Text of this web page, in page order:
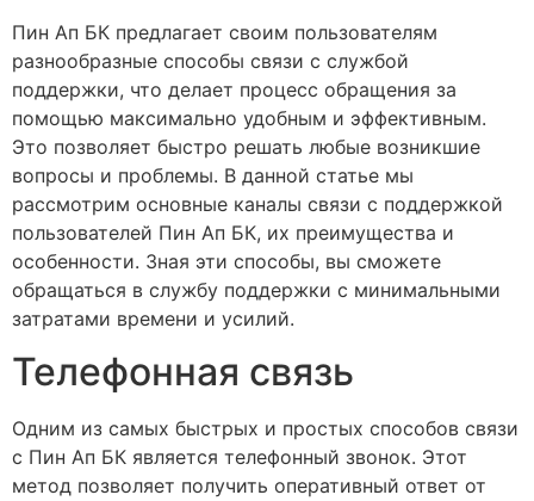
Пин Ап БК предлагает своим пользователям
разнообразные способы связи с службой
поддержки, что делает процесс обращения за
помощью максимально удобным и эффективным.
Это позволяет быстро решать любые возникшие
вопросы и проблемы. В данной статье мы
рассмотрим основные каналы связи с поддержкой
пользователей Пин Ап БК, их преимущества и
особенности. Зная эти способы, вы сможете
обращаться в службу поддержки с минимальными
затратами времени и усилий.
Телефонная связь
Одним из самых быстрых и простых способов связи
с Пин Ап БК является телефонный звонок. Этот
метод позволяет получить оперативный ответ от